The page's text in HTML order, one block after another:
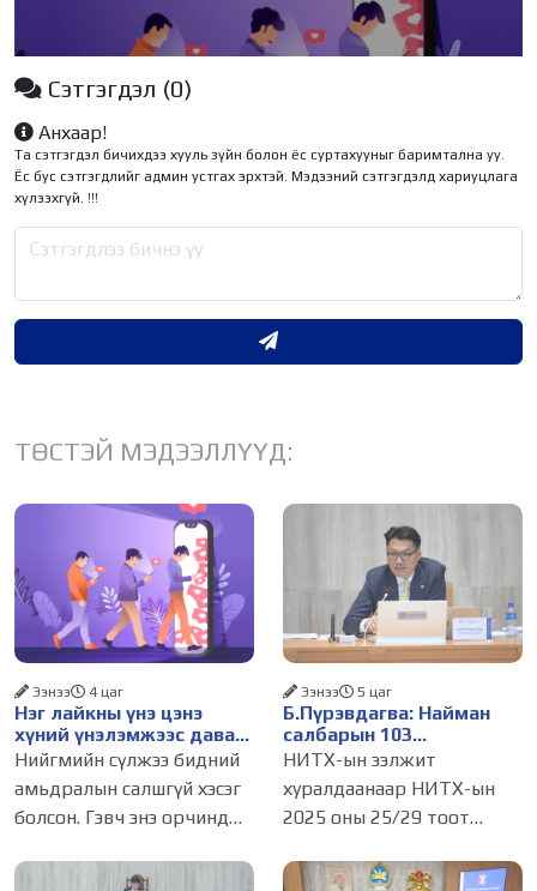
Сэтгэгдэл (0)
Анхаар!
Та сэтгэгдэл бичихдээ хууль зүйн болон ёс суртахууныг баримтална уу.
Ёс бус сэтгэгдлийг админ устгах эрхтэй. Мэдээний сэтгэгдэлд хариуцлага
хүлээхгүй. !!!
ТӨСТЭЙ МЭДЭЭЛЛҮҮД:
Нэг лайкны үнэ цэнэ
хүний үнэлэмжээс давах
болсон уу?
Ээнээ 4 цаг
Нийгмийн сүлжээ бидний
амьдралын салшгүй хэсэг
болсон. Гэвч энэ орчинд
амжилт, тэр ч байтугай
Б.Пүрэвдагва: Найман
салбарын 103
үйлчилгээний
бүртгэлийг цуцалснаар
бизнес эрхлэхэд таатай
нөхцөл бүрдэнэ
Ээнээ 5 цаг
НИТХ-ын ээлжит
хуралдаанаар НИТХ-ын
2025 оны 25/29 тоот
журмын зарим хэсгийг